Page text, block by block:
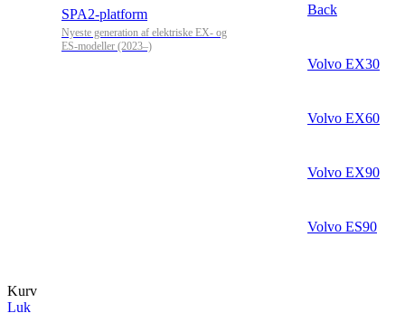
SPA2-platform
Nyeste generation af elektriske EX- og
ES-modeller (2023–)
Back
Volvo EX30
Volvo EX60
Volvo EX90
Volvo ES90
Kurv
Luk